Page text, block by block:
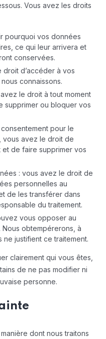
Vous avez les droits
pourquoi vos données
ce qui leur arrivera et
conservées.
droit d’accéder à vos
connaissons.
le droit à tout moment
supprimer ou bloquer vos
pour le
vous avez le droit de
de faire supprimer vos
: vous avez le droit de
personnelles au
de les transférer dans
du traitement.
vous opposer au
obtempérerons, à
ne justifient ce traitement.
clairement qui vous êtes,
de ne pas modifier ni
personne.
dont nous traitons